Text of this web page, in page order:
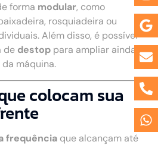
forma modular, como
rosquiadeira ou
Além disso, é possível
de destop para ampliar ainda
máquina.
colocam sua
frequência que alcançam até